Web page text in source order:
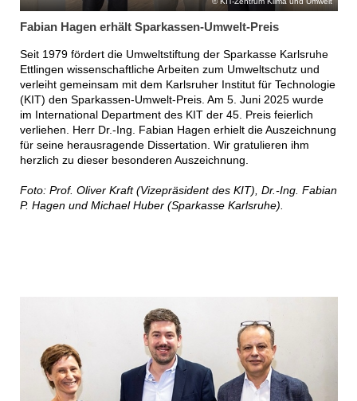
Fabian Hagen erhält Sparkassen-Umwelt-Preis
Seit 1979 fördert die Umweltstiftung der Sparkasse Karlsruhe
Ettlingen wissenschaftliche Arbeiten zum Umweltschutz und
verleiht gemeinsam mit dem Karlsruher Institut für Technologie
(KIT) den Sparkassen-Umwelt-Preis. Am 5. Juni 2025 wurde
im International Department des KIT der 45. Preis feierlich
verliehen. Herr Dr.-Ing. Fabian Hagen erhielt die Auszeichnung
für seine herausragende Dissertation. Wir gratulieren ihm
herzlich zu dieser besonderen Auszeichnung.
Foto: Prof. Oliver Kraft (Vizepräsident des KIT), Dr.-Ing. Fabian
P. Hagen und Michael Huber (Sparkasse Karlsruhe).